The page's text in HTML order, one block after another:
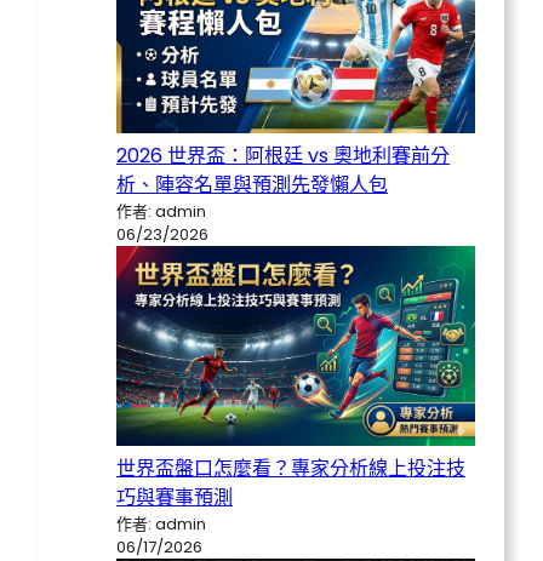
2026 世界盃：阿根廷 vs 奧地利賽前分
析、陣容名單與預測先發懶人包
作者: admin
06/23/2026
世界盃盤口怎麼看？專家分析線上投注技
巧與賽事預測
作者: admin
06/17/2026